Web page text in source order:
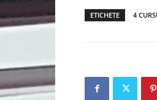
ETICHETE 4